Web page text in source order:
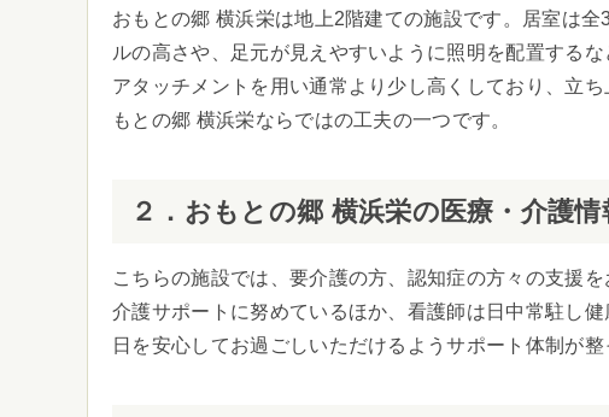
おもとの郷 横浜栄は地上2階建ての施設です。居室は
ルの高さや、足元が見えやすいように照明を配置する
アタッチメントを用い通常より少し高くしており、立
もとの郷 横浜栄ならではの工夫の一つです。
２．おもとの郷 横浜栄の医療・介護情
こちらの施設では、要介護の方、認知症の方々の支援
介護サポートに努めているほか、看護師は日中常駐し
日を安心してお過ごしいただけるようサポート体制が整